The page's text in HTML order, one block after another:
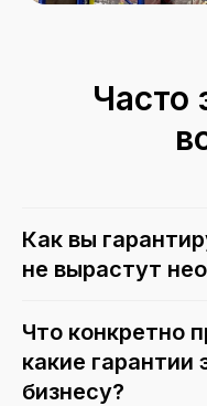
Часто
Как вы
не вырастут
Что конкретно
какие
бизнесу?